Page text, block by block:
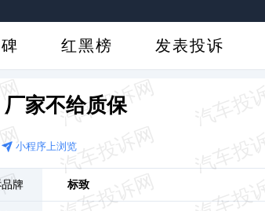
红黑榜 发表投诉
家不给质保
小程序上浏览
牌 标致